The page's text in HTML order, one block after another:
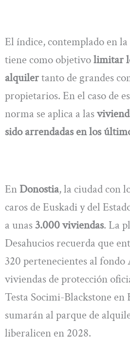
El índice, contemplado en
tiene como objetivolimitar
alquilertanto de grandes
propietarios. En el caso de
norma se aplica a las
sido arrendadas en los
En Donostia, la ciudad con
caros de Euskadi y del
a unas3.000 viviendas. La
Desahucios recuerda que
320 pertenecientes al fondo
viviendas de protección
Testa Socimi-Blackstone en
sumarán al parque de
liberalicen en 2028.